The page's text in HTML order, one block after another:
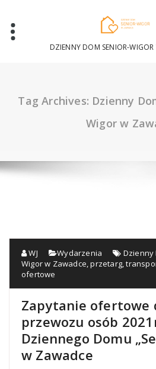
content
DZIENNY DOM SENIOR-
Tag Archives: Dzienny
Wigor w
WJ Wydarzenia
Dzienny
Wigor w Zawadce ,przetarg ,
ofertowe
Zapytanie ofertowe
przewozu osób
Dziennego Domu
w Zawadce